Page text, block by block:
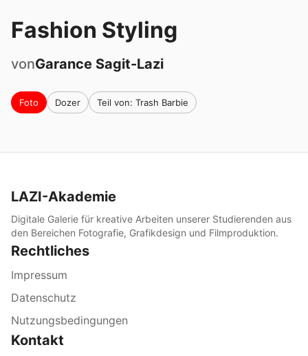
Fashion Styling
vonGarance Sagit-Lazi
Foto Dozer Teil von: Trash Barbie
LAZI-Akademie
Digitale Galerie für kreative Arbeiten unserer Studierenden aus
den Bereichen Fotografie, Grafikdesign und Filmproduktion.
Rechtliches
Impressum
Datenschutz
Nutzungsbedingungen
Kontakt